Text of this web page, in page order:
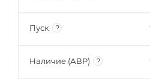
Пуск ?
Наличие (АВР) ?